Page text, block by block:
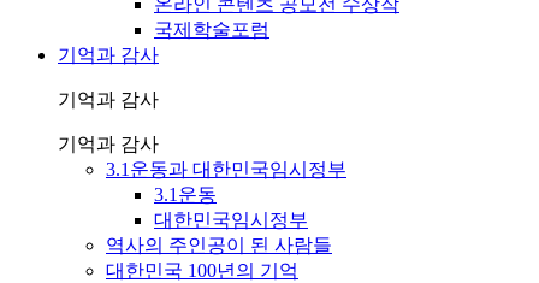
국제학술포럼
기억과 감사
기억과 감사
기억과 감사
3.1운동과 대한민국임시정부
3.1운동
대한민국임시정부
역사의 주인공이 된 사람들
대한민국 100년의 기억